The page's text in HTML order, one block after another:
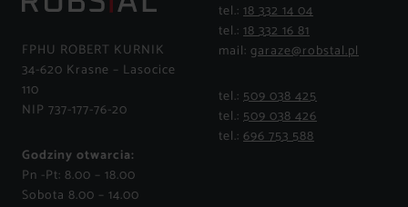
FPHU ROBERT KURNIK
34-620 Krasne – Lasocice
110
NIP 737-177-76-20
Godziny otwarcia:
Pn -Pt: 8.00 – 18.00
Sobota 8.00 – 14.00
tel.: 18 332 14 04
tel.: 18 332 16 81
mail: garaze@robstal.pl
tel.: 509 038 425
tel.: 509 038 426
tel.: 696 753 588